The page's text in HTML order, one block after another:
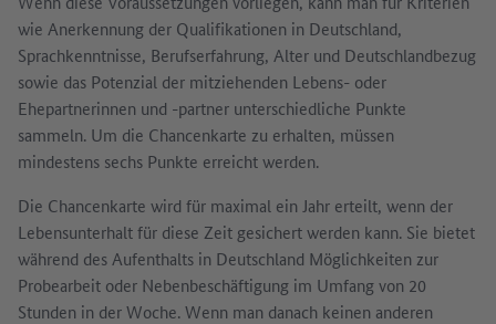
wie Anerkennung der Qualifikationen in Deutschland,
Sprachkenntnisse, Berufserfahrung, Alter und Deutschlandbezug
sowie das Potenzial der mitziehenden Lebens- oder
Ehepartnerinnen und -partner unterschiedliche Punkte
sammeln. Um die Chancenkarte zu erhalten, müssen
mindestens sechs Punkte erreicht werden.
Die Chancenkarte wird für maximal ein Jahr erteilt, wenn der
Lebensunterhalt für diese Zeit gesichert werden kann. Sie bietet
während des Aufenthalts in Deutschland Möglichkeiten zur
Probearbeit oder Nebenbeschäftigung im Umfang von 20
Stunden in der Woche. Wenn man danach keinen anderen